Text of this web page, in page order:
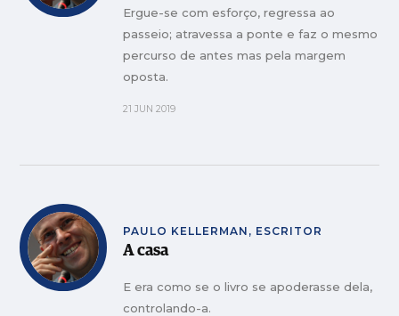
Ergue-se com esforço, regressa ao
passeio; atravessa a ponte e faz o mesmo
percurso de antes mas pela margem
oposta.
21 JUN 2019
PAULO KELLERMAN, ESCRITOR
A casa
E era como se o livro se apoderasse dela,
controlando-a.